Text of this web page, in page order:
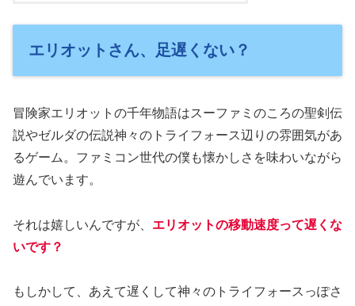
エリオットさん、足遅くない？
冒険家エリオットの千年物語はスーファミのころの聖剣伝
説やゼルダの伝説神々のトライフォース辺りの雰囲気があ
るゲーム。ファミコン世代の僕も懐かしさを味わいながら
遊んでいます。
それは嬉しいんですが、 エリオットの移動速度って遅くな
いです？
もしかして、あえて遅くして神々のトライフォースっぽさ